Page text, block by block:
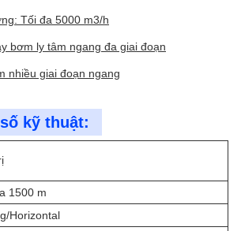
Tối đa 5000 m3/h
bơm ly tâm ngang đa giai đoạn
nhiều giai đoạn ngang
kỹ thuật:
1500 m
Horizontal